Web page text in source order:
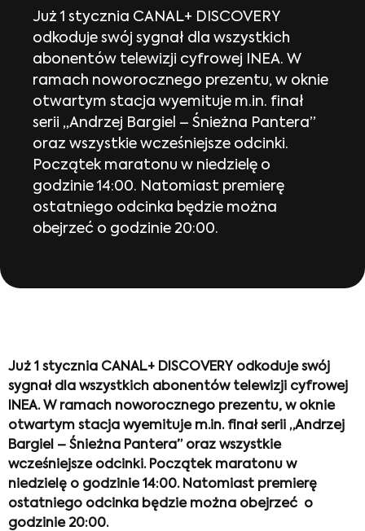
Już 1 stycznia CANAL+ DISCOVERY
odkoduje swój sygnał dla wszystkich
abonentów telewizji cyfrowej INEA. W
ramach noworocznego prezentu, w oknie
otwartym stacja wyemituje m.in. finał
serii „Andrzej Bargiel – Śnieżna Pantera”
oraz wszystkie wcześniejsze odcinki.
Początek maratonu w niedzielę o
godzinie 14:00. Natomiast premierę
ostatniego odcinka będzie można
obejrzeć o godzinie 20:00.
Już 1 stycznia CANAL+ DISCOVERY odkoduje swój
sygnał dla wszystkich abonentów telewizji cyfrowej
INEA. W ramach noworocznego prezentu, w oknie
otwartym stacja wyemituje m.in. finał serii „Andrzej
Bargiel – Śnieżna Pantera” oraz wszystkie
wcześniejsze odcinki. Początek maratonu w
niedzielę o godzinie 14:00. Natomiast premierę
ostatniego odcinka będzie można obejrzeć o
godzinie 20:00.